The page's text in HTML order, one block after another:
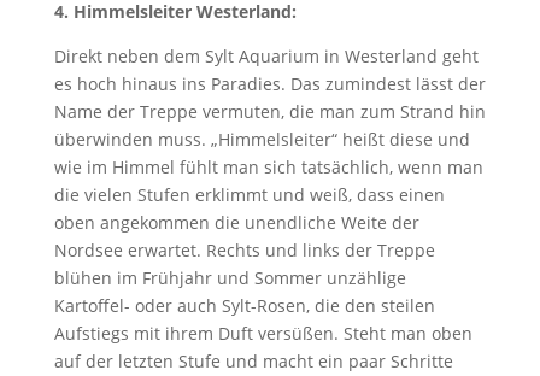
4. Himmelsleiter Westerland:
Direkt neben dem Sylt Aquarium in Westerland geht
es hoch hinaus ins Paradies. Das zumindest lässt der
Name der Treppe vermuten, die man zum Strand hin
überwinden muss. „Himmelsleiter“ heißt diese und
wie im Himmel fühlt man sich tatsächlich, wenn man
die vielen Stufen erklimmt und weiß, dass einen
oben angekommen die unendliche Weite der
Nordsee erwartet. Rechts und links der Treppe
blühen im Frühjahr und Sommer unzählige
Kartoffel- oder auch Sylt-Rosen, die den steilen
Aufstiegs mit ihrem Duft versüßen. Steht man oben
auf der letzten Stufe und macht ein paar Schritte